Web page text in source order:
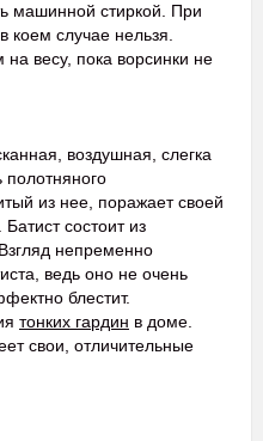
машинной стиркой. При
коем случае нельзя.
весу, пока ворсинки не
воздушная, слегка
полотняного
из нее, поражает своей
состоит из
Взгляд непременно
ведь оно не очень
блестит.
тонких гардин в доме.
свои, отличительные